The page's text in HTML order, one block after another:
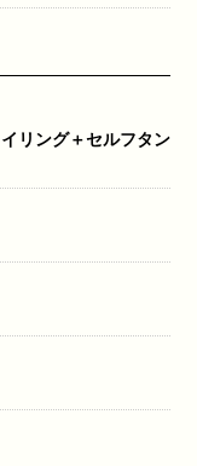
リング＋セルフタン